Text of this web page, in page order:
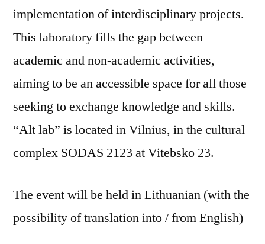
implementation of interdisciplinary projects.
This laboratory fills the gap between
academic and non-academic activities,
aiming to be an accessible space for all those
seeking to exchange knowledge and skills.
“Alt lab” is located in Vilnius, in the cultural
complex SODAS 2123 at Vitebsko 23.
The event will be held in Lithuanian (with the
possibility of translation into / from English)